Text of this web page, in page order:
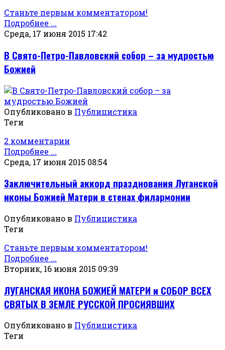
Станьте первым комментатором!
Подробнее ...
Среда, 17 июня 2015 17:42
В Свято-Петро-Павловский собор – за мудростью
Божией
Опубликовано в Публицистика
Теги
2 комментарии
Подробнее ...
Среда, 17 июня 2015 08:54
Заключительный аккорд празднования Луганской
иконы Божией Матери в стенах филармонии
Опубликовано в Публицистика
Теги
Станьте первым комментатором!
Подробнее ...
Вторник, 16 июня 2015 09:39
ЛУГАНСКАЯ ИКОНА БОЖИЕЙ МАТЕРИ и СОБОР ВСЕХ
СВЯТЫХ В ЗЕМЛЕ РУССКОЙ ПРОСИЯВШИХ
Опубликовано в Публицистика
Теги